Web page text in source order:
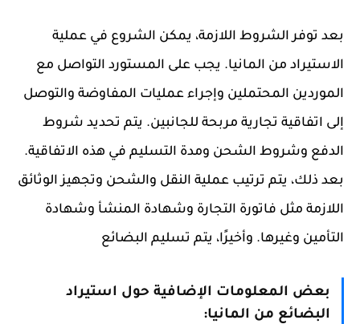
بعد توفر الشروط اللازمة، يمكن الشروع في عملية
الاستيراد من المانيا. يجب على المستورد التواصل مع
الموردين المحتملين وإجراء عمليات المفاوضة والتوصل
إلى اتفاقية تجارية مربحة للجانبين. يتم تحديد شروط
الدفع وشروط الشحن ومدة التسليم في هذه الاتفاقية.
بعد ذلك، يتم ترتيب عملية النقل والشحن وتجهيز الوثائق
اللازمة مثل فاتورة التجارة وشهادة المنشأ وشهادة
التأمين وغيرها. وأخيرًا، يتم تسليم البضائع
بعض المعلومات الإضافية حول استيراد
البضائع من المانيا: